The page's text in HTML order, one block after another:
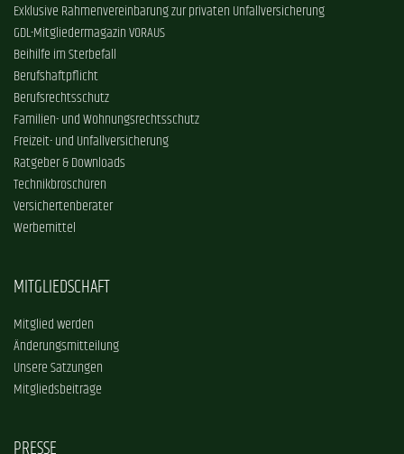
Exklusive Rahmenvereinbarung zur privaten Unfallversicherung
GDL-Mitgliedermagazin VORAUS
Beihilfe im Sterbefall
Berufshaftpflicht
Berufsrechtsschutz
Familien- und Wohnungsrechtsschutz
Freizeit- und Unfallversicherung
Ratgeber & Downloads
Technikbroschüren
Versichertenberater
Werbemittel
MITGLIEDSCHAFT
Mitglied werden
Änderungsmitteilung
Unsere Satzungen
Mitgliedsbeiträge